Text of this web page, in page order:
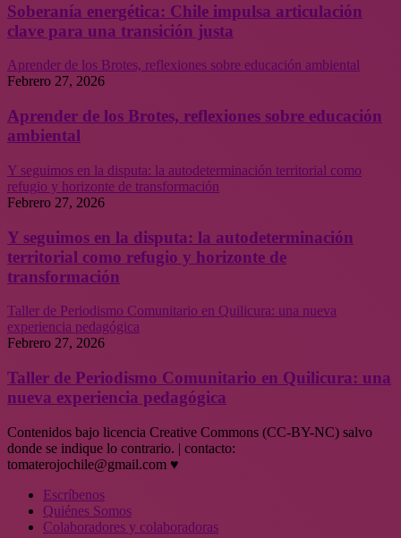
Soberanía energética: Chile impulsa articulación
clave para una transición justa
Aprender de los Brotes, reflexiones sobre educación ambiental
Febrero 27, 2026
Aprender de los Brotes, reflexiones sobre educación
ambiental
Y seguimos en la disputa: la autodeterminación territorial como
refugio y horizonte de transformación
Febrero 27, 2026
Y seguimos en la disputa: la autodeterminación
territorial como refugio y horizonte de
transformación
Taller de Periodismo Comunitario en Quilicura: una nueva
experiencia pedagógica
Febrero 27, 2026
Taller de Periodismo Comunitario en Quilicura: una
nueva experiencia pedagógica
Contenidos bajo licencia Creative Commons (CC-BY-NC) salvo
donde se indique lo contrario. | contacto:
tomaterojochile@gmail.com ♥
Escríbenos
Quiénes Somos
Colaboradores y colaboradoras